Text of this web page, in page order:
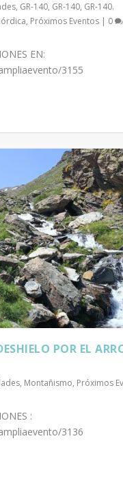
, GR-140, GR-140, GR-140.
, Próximos Eventos | 0
EN:
3155
POR EL
, Montañismo, Próximos
:
3136